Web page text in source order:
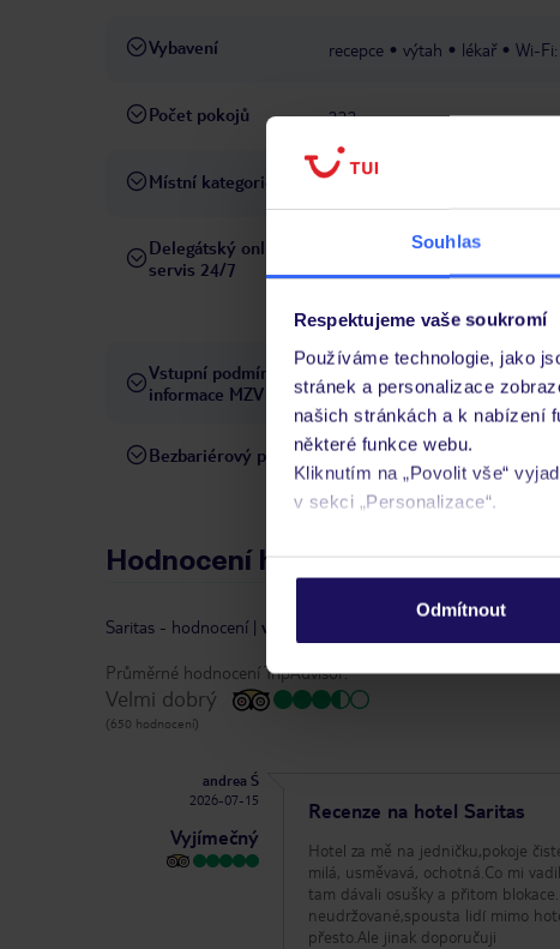
Souhlas
Respektujeme vaše soukromí
Používáme technologie, jako
stránek a personalizace
našich stránkách a k nabízení
některé funkce webu.
Kliknutím na „Povolit vše“
v sekci „Personalizace“.
Podrobné informace o
Odmítnout
Vybavení recepce výtah lékař Wi-
Počet pokojů 222
Místní kategorie 4 hvězdičky
Delegátský online
servis 24/7
Ve Vámi rezervovaném hotelu
telefonicky, SMS a přes chat v
pobytových místech a
Vstupní podmínky a
informace MZV
Přečtěte si vstupní podmínky
Bezbariérový přístup Hotel není vhodný pro osoby
Hodnocení hostů
Saritas - hodnocení | vlastníkem recenze je TripAdvisor
Průměrné hodnocení TripAdvisor:
Velmi dobrý
(650 hodnocení)
andrea Ś
2026-07-15
Vyjímečný
Recenze na hotel Saritas
Hotel za mě na jedničku,pokoje
milá, usměvavá, ochotná.Co mi
tam dávali osušky a přitom blokace.Plaz by bylo potřeba více udržovat,vadila mi veřejná-
neudržované,spousta lidí mimo
přesto.Ale jinak doporučuji